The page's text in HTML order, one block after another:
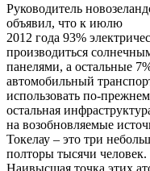
Руководитель
объявил, что к июлю
2012 года 93%
производиться
панелями, а остальные
автомобильный
использовать по-
остальная
на возобновляемые
Токелау – это три
полторы тысячи человек.
Наивысшая точка этих